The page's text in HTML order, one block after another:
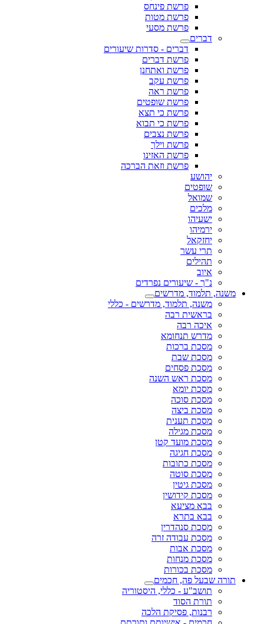
פרשת פינחס
פרשת מטות
פרשת מסעי
דברים
דברים - סדרות שיעורים
פרשת דברים
פרשת ואתחנן
פרשת עקב
פרשת ראה
פרשת שופטים
פרשת כי תצא
פרשת כי תבוא
פרשת נצבים
פרשת וילך
פרשת האזינו
פרשת וזאת הברכה
יהושע
שופטים
שמואל
מלכים
ישעיהו
ירמיהו
יחזקאל
תרי עשר
תהילים
איוב
נ"ך - שיעורים נפרדים
משנה, תלמוד, מדרשים
משנה, תלמוד, מדרשים - כללי
בראשית רבה
איכה רבה
מדרש תנחומא
מסכת ברכות
מסכת שבת
מסכת פסחים
מסכת ראש השנה
מסכת יומא
מסכת סוכה
מסכת ביצה
מסכת תענית
מסכת מגילה
מסכת מועד קטן
מסכת חגיגה
מסכת כתובות
מסכת סוטה
מסכת גיטין
מסכת קידושין
בבא מציעא
בבא בתרא
מסכת סנהדרין
מסכת עבודה זרה
מסכת אבות
מסכת מנחות
מסכת בכורות
תורה שבעל פה, חכמים
תושב"ע - כללי, היסטוריה
תורת הסוד
רבנות, פסיקת הלכה